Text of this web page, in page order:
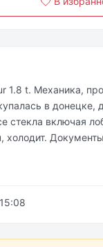
1.8 t. Механика,
в донецке,
стекла включая
холодит.